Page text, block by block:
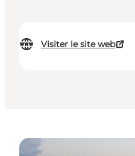
Visiter le site web